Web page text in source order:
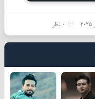
0 نظر